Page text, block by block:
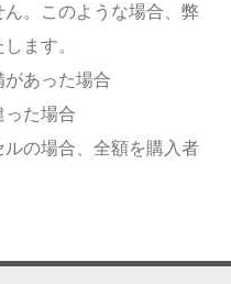
。このような場合、弊
ます。
があった場合
った場合
の場合、全額を購入者